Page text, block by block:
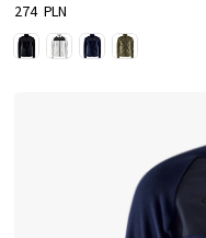
274 PLN